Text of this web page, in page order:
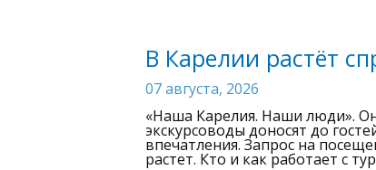
В Карелии растёт
07 августа, 2026
«Наша Карелия. Наши люди».
экскурсоводы доносят до
впечатления. Запрос на
растет. Кто и как работает с